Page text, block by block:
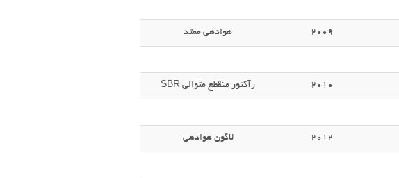
2009 هوادهی ممتد
2010 رآکتور منقطع متوالی SBR
2012 لاگون هوادهی